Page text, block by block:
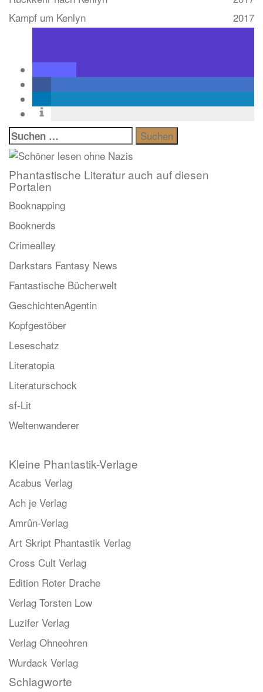
Kampf um Kenlyn
2017
Suchen
nach:
Phantastische Literatur auch auf diesen
Portalen
Booknapping
Booknerds
Crimealley
Darkstars Fantasy News
Fantastische Bücherwelt
GeschichtenAgentin
Kopfgestöber
Leseschatz
Literatopia
Literaturschock
sf-Lit
Weltenwanderer
Kleine Phantastik-Verlage
Acabus Verlag
Ach je Verlag
Amrûn-Verlag
Art Skript Phantastik Verlag
Cross Cult Verlag
Edition Roter Drache
Verlag Torsten Low
Luzifer Verlag
Verlag Ohneohren
Wurdack Verlag
Schlagworte